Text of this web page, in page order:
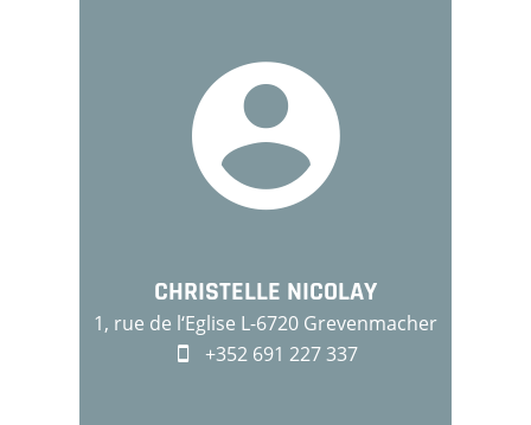
CHRISTELLE NICOLAY
1, rue de l‘Eglise L-6720 Grevenmacher
+352 691 227 337